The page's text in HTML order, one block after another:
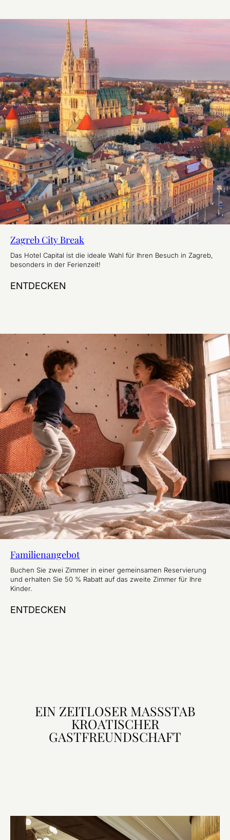
Zagreb City Break
Das Hotel Capital ist die ideale Wahl für Ihren Besuch in Zagreb,
besonders in der Ferienzeit!
ENTDECKEN
Familienangebot
Buchen Sie zwei Zimmer in einer gemeinsamen Reservierung
und erhalten Sie 50 % Rabatt auf das zweite Zimmer für Ihre
Kinder.
ENTDECKEN
EIN ZEITLOSER MASSSTAB
KROATISCHER
GASTFREUNDSCHAFT